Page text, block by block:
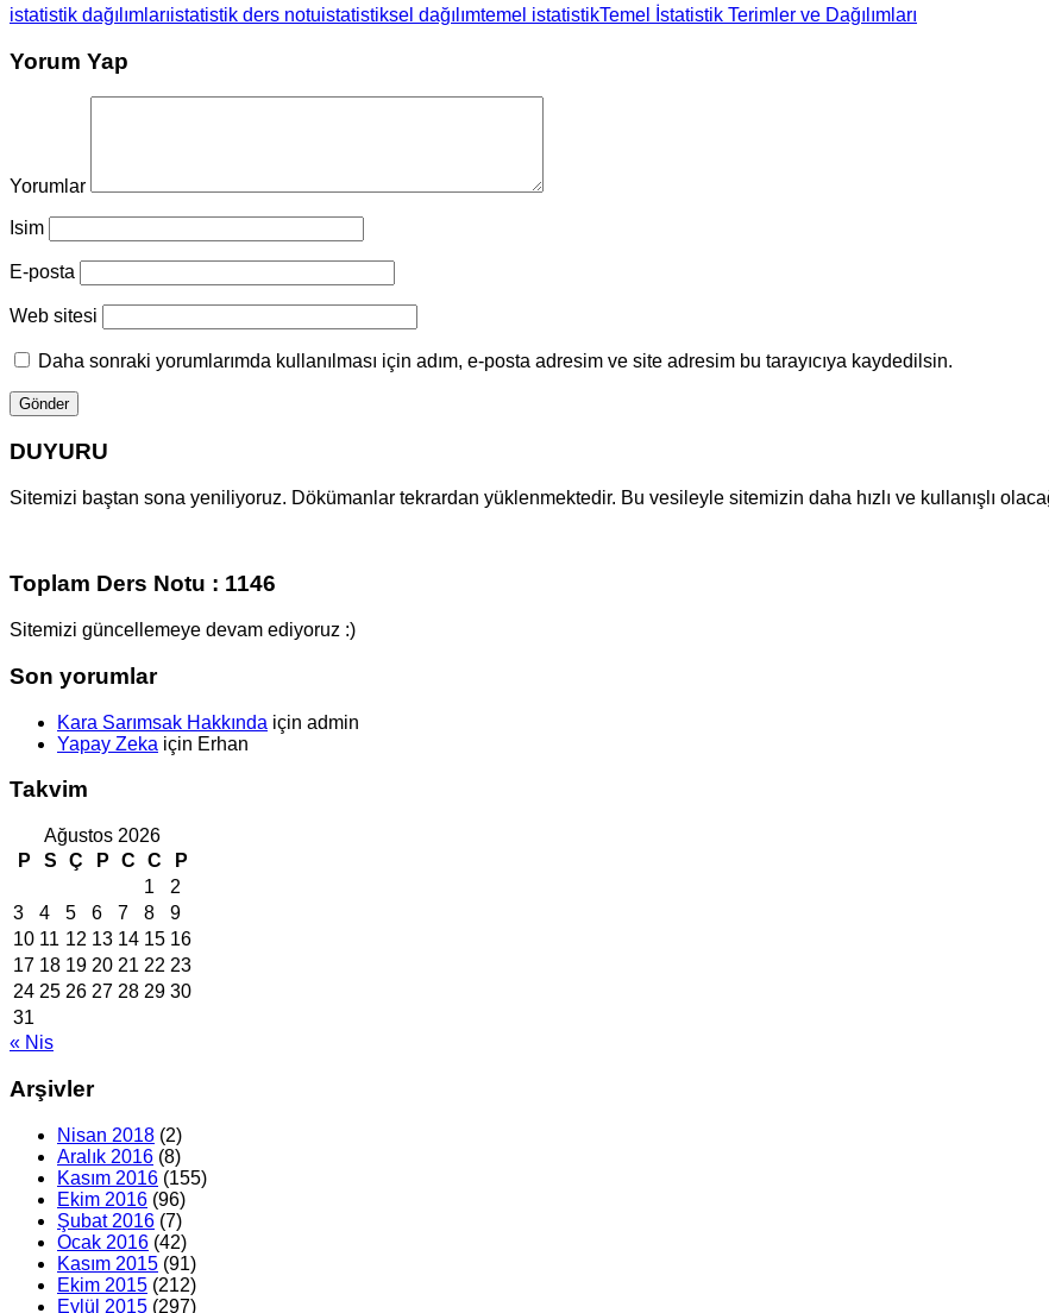
istatistik dağılımlarıistatistik ders notuistatistiksel dağılımtemel istatistikTemel İstatistik Terimler ve Dağılımları
Yorum Yap
Yorumlar
Isim
E-posta
Web sitesi
Daha sonraki yorumlarımda kullanılması için adım, e-posta adresim ve site adresim bu tarayıcıya kaydedilsin.
DUYURU
Sitemizi baştan sona yeniliyoruz. Dökümanlar tekrardan yüklenmektedir. Bu vesileyle sitemizin daha hızlı ve kullanışlı
Toplam Ders Notu : 1146
Sitemizi güncellemeye devam ediyoruz :)
Son yorumlar
Kara Sarımsak Hakkında için admin
Yapay Zeka için Erhan
Takvim
Ağustos 2026
P
S Ç P C C
P
1
2
3
4 5 6 7 8
9
10 11 12 13 14 15 16
17 18 19 20 21 22 23
24 25 26 27 28 29 30
31
« Nis
Arşivler
Nisan 2018 (2)
Aralık 2016 (8)
Kasım 2016 (155)
Ekim 2016 (96)
Şubat 2016 (7)
Ocak 2016 (42)
Kasım 2015 (91)
Ekim 2015 (212)
Eylül 2015 (297)